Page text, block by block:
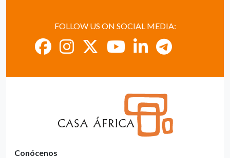
FOLLOW US ON SOCIAL MEDIA:
Conócenos